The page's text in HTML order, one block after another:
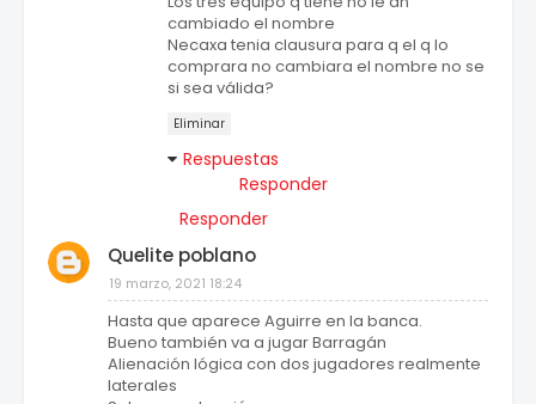
cambiado el nombre
Necaxa tenia clausura para q el q lo
comprara no cambiara el nombre no se
si sea válida?
Eliminar
Respuestas
Responder
Responder
Quelite poblano
19 marzo, 2021 18:24
Hasta que aparece Aguirre en la banca.
Bueno también va a jugar Barragán
Alienación lógica con dos jugadores realmente
laterales